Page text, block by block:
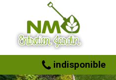
indisponible